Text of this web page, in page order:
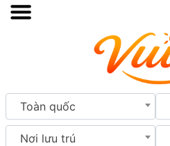
Toàn quốc
Nơi lưu trú